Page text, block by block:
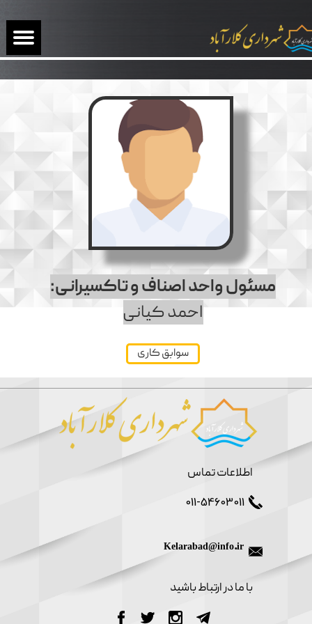
مسئول واحد اصناف و تاکسیرانی:
احمد کیانی
سوابق کاری
اطلاعات تماس
011-54603011
Kelarabad@info.ir
​با ما در ارتباط باشید